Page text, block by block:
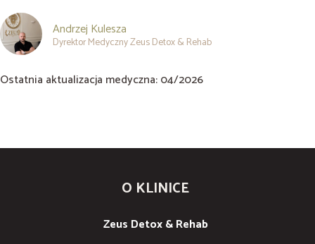
Andrzej Kulesza
Dyrektor Medyczny Zeus Detox & Rehab
Ostatnia aktualizacja medyczna: 04/2026
O KLINICE
Zeus Detox & Rehab